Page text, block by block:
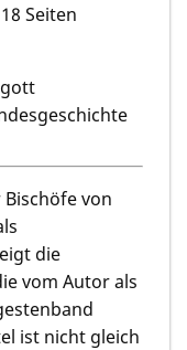
Seiten
Bischöfe von
die
vom Autor als
ist nicht gleich